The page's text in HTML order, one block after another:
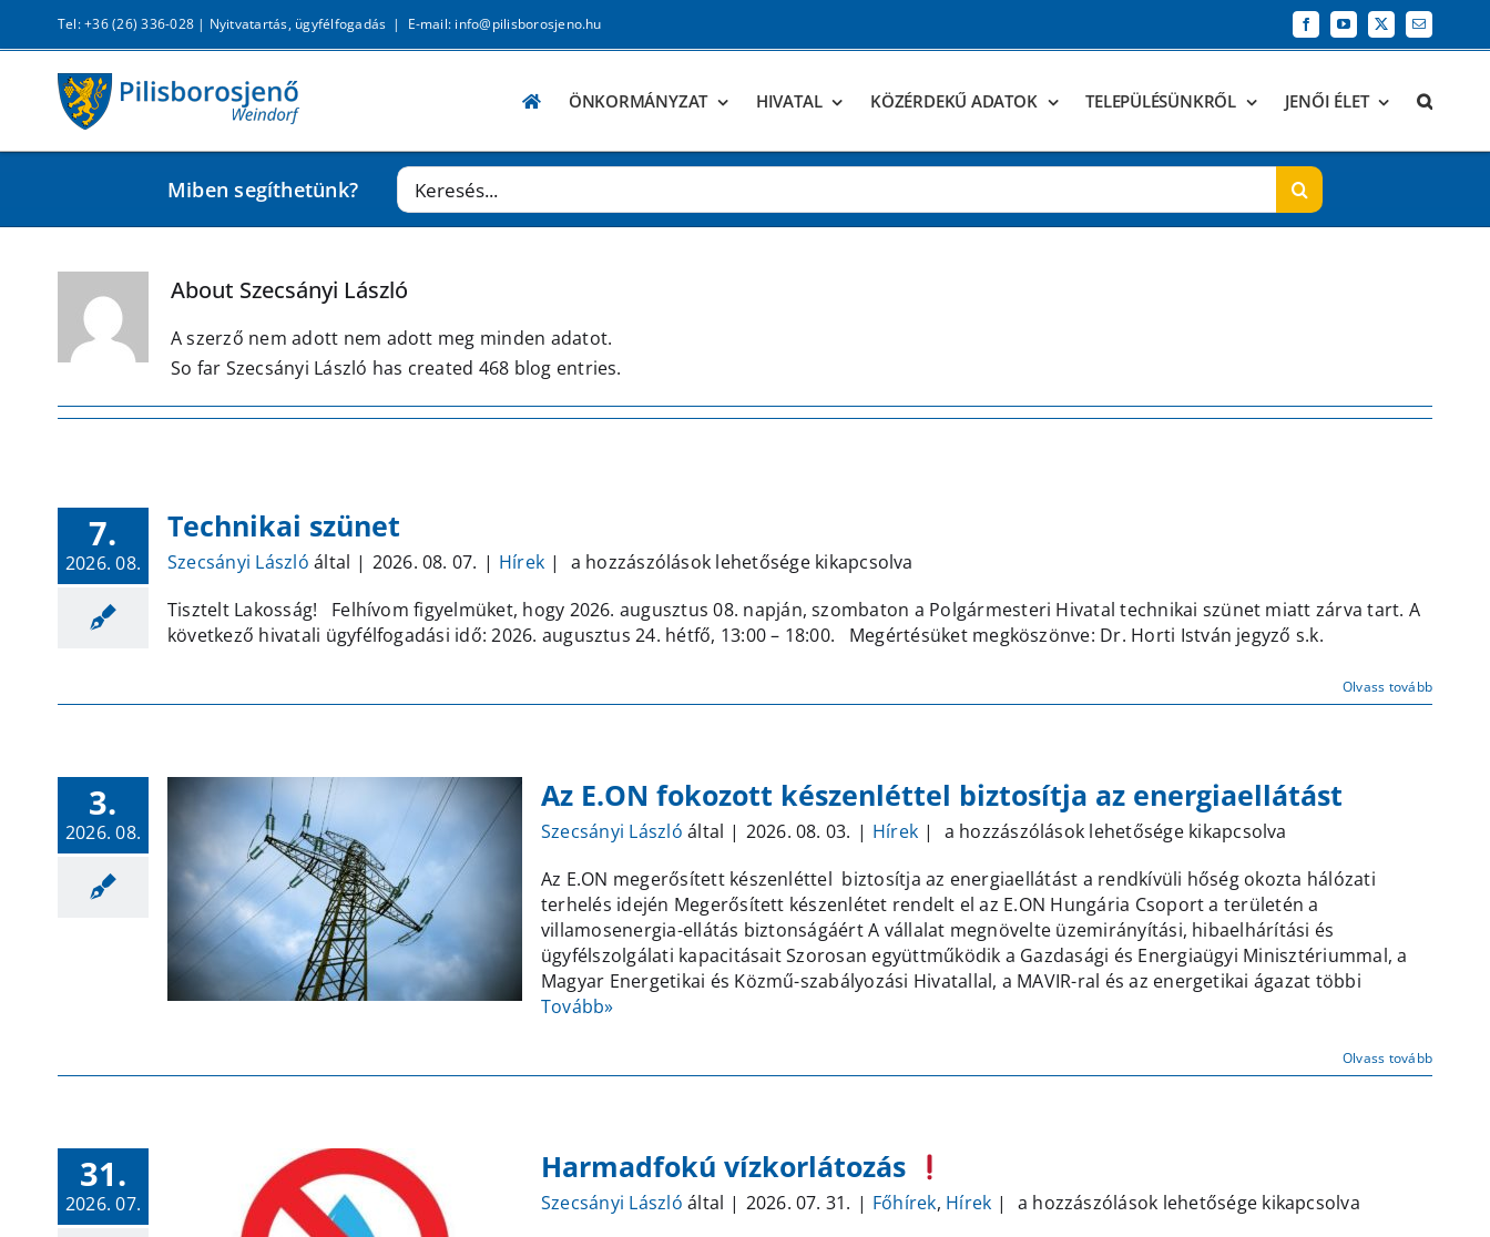
KihagyásTel: +36 (26) 336-028 | Nyitvatartás, ügyfélfogadás | E-mail: info@pilisborosjeno.hu FacebookYouTube
X Email:
ÖNKORMÁNYZAT HIVATAL KÖZÉRDEKŰ ADATOK TELEPÜLÉSÜNKRŐL JENŐI ÉLET
Miben segíthetünk? Keresés...
About Szecsányi László
A szerző nem adott nem adott meg minden adatot.
So far Szecsányi László has created 468 blog entries.
7.
2026. 08.
Technikai szünet
Szecsányi László által | 2026. 08. 07. | Hírek |
Technikai
bejegyzéshez
a hozzászólások lehetősége kikapcsolva
Tisztelt Lakosság! Felhívom figyelmüket, hogy 2026. augusztus 08. napján, szombaton a Polgármesteri Hivatal technikai szünet miatt zárva tart. A
következő hivatali ügyfélfogadási idő: 2026. augusztus 24. hétfő, 13:00 – 18:00. Megértésüket megköszönve: Dr. Horti István jegyző s.k.
Olvass tovább
3.
2026. 08.
Az E.ON fokozott készenléttel biztosítja az energiaellátást
Szecsányi László által | 2026. 08. 03. | Hírek |
Az
fokozott
készenléttel
biztosítja
az
energiaellátást
a hozzászólások lehetősége kikapcsolva
Az E.ON megerősített készenléttel biztosítja az energiaellátást a rendkívüli hőség okozta hálózati
terhelés idején Megerősített készenlétet rendelt el az E.ON Hungária Csoport a területén a
villamosenergia-ellátás biztonságáért A vállalat megnövelte üzemirányítási, hibaelhárítási és
ügyfélszolgálati kapacitásait Szorosan együttműködik a Gazdasági és Energiaügyi Minisztériummal, a
Magyar Energetikai és Közmű-szabályozási Hivatallal, a MAVIR-ral és az energetikai ágazat többi
Tovább»
Olvass tovább
31.
2026. 07.
Harmadfokú vízkorlátozás
Szecsányi László által | 2026. 07. 31. | Főhírek, Hírek |
Harmadfokú
a hozzászólások lehetősége kikapcsolva